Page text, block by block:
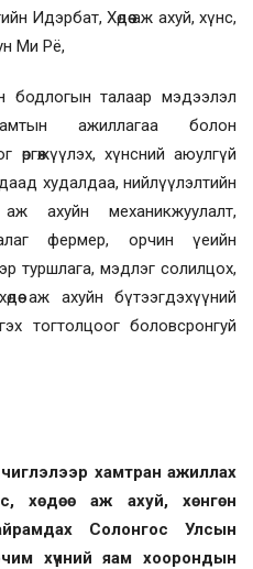
Идэрбат, Хөдөө аж ахуй, хүнс,
Ми Рё,
бодлогын талаар мэдээлэл
ажиллагаа болон
хүнсний аюулгүй
худалдаа, нийлүүлэлтийн
аж ахуйн механикжуулалт,
фермер, орчин үеийн
туршлага, мэдлэг солилцох,
аж ахуйн бүтээгдэхүүний
тогтолцоог боловсронгуй
чиглэлээр хамтран ажиллах
хөдөө аж ахуй, хөнгөн
Солонгос Улсын
хүчний яам хоорондын